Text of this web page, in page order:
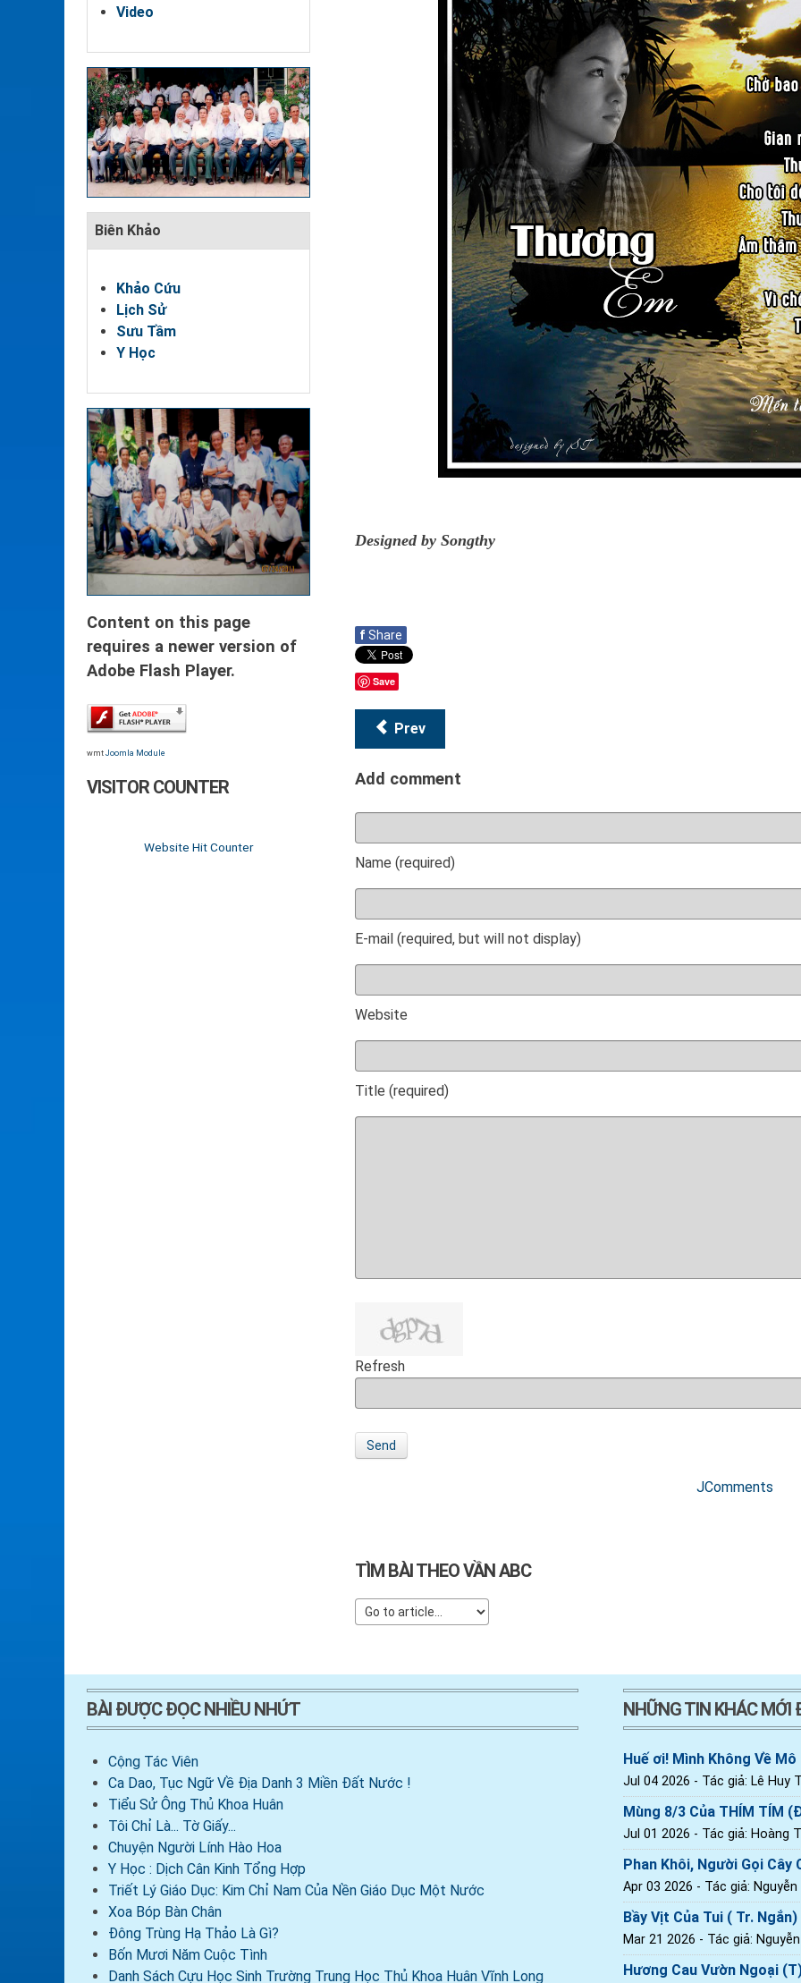
Video
Biên Khảo
Khảo Cứu
Lịch Sử
Sưu Tầm
Y Học
Content on this page
requires a newer version of
Adobe Flash Player.
wmt Joomla Module
VISITOR COUNTER
Website Hit Counter
Designed by Songthy
f Share
Save
Prev
Add comment
Name (required)
E-mail (required, but will not display)
Website
Title (required)
Refresh
Send
JComments
TÌM BÀI THEO VẦN ABC
BÀI ĐƯỢC ĐỌC NHIỀU NHỨT
Cộng Tác Viên
Ca Dao, Tục Ngữ Về Địa Danh 3 Miền Đất Nước !
Tiểu Sử Ông Thủ Khoa Huân
Tôi Chỉ Là... Tờ Giấy...
Chuyện Người Lính Hào Hoa
Y Học : Dịch Cân Kinh Tổng Hợp
Triết Lý Giáo Dục: Kim Chỉ Nam Của Nền Giáo Dục Một Nước
Xoa Bóp Bàn Chân
Đông Trùng Hạ Thảo Là Gì?
Bốn Mươi Năm Cuộc Tình
Danh Sách Cựu Học Sinh Trường Trung Học Thủ Khoa Huân Vĩnh Long
NHỮNG TIN KHÁC MỚI
Huế ơi! Mình Không Về Mô
Jul 04 2026 - Tác giả: Lê Huy
Mùng 8/3 Của THÍM TÍM
Jul 01 2026 - Tác giả: Hoàng
Phan Khôi, Người Gọi Cây
Apr 03 2026 - Tác giả:
Bầy Vịt Của Tui ( Tr. Ngắn)
Mar 21 2026 - Tác giả:
Hương Cau Vườn Ngoại